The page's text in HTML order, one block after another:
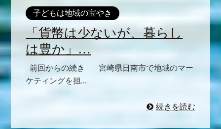
子どもは地域の宝やき
「貨幣は少ないが、暮らし
は豊か」…
前回からの続き 宮崎県日南市で地域のマー
ケティングを担...
続きを読む